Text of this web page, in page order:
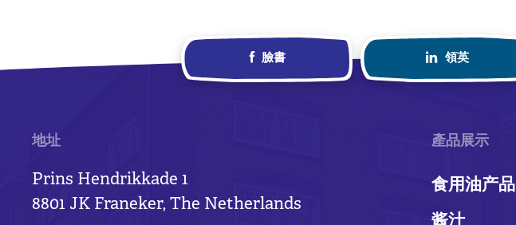
臉書 領英
地址
Prins Hendrikkade 1
8801 JK Franeker, The Netherlands
產品展示
食用油产品